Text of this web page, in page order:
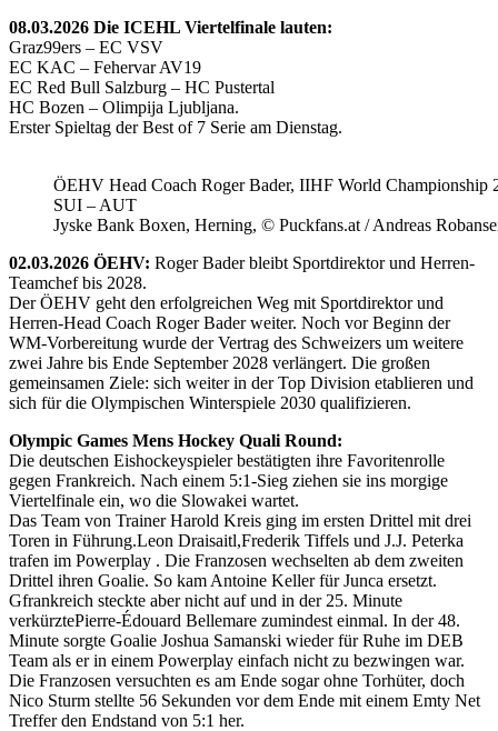
08.03.2026 Die ICEHL Viertelfinale lauten:
Graz99ers – EC VSV
EC KAC – Fehervar AV19
EC Red Bull Salzburg – HC Pustertal
HC Bozen – Olimpija Ljubljana.
Erster Spieltag der Best of 7 Serie am Dienstag.
ÖEHV Head Coach Roger Bader, IIHF World Championship
SUI – AUT
Jyske Bank Boxen, Herning, © Puckfans.at / Andreas
02.03.2026 ÖEHV: Roger Bader bleibt Sportdirektor und Herren-
Teamchef bis 2028.
Der ÖEHV geht den erfolgreichen Weg mit Sportdirektor und
Herren-Head Coach Roger Bader weiter. Noch vor Beginn der
WM-Vorbereitung wurde der Vertrag des Schweizers um weitere
zwei Jahre bis Ende September 2028 verlängert. Die großen
gemeinsamen Ziele: sich weiter in der Top Division etablieren und
sich für die Olympischen Winterspiele 2030 qualifizieren.
Olympic Games Mens Hockey Quali Round:
Die deutschen Eishockeyspieler bestätigten ihre Favoritenrolle
gegen Frankreich. Nach einem 5:1-Sieg ziehen sie ins morgige
Viertelfinale ein, wo die Slowakei wartet.
Das Team von Trainer Harold Kreis ging im ersten Drittel mit drei
Toren in Führung.Leon Draisaitl,Frederik Tiffels und J.J. Peterka
trafen im Powerplay . Die Franzosen wechselten ab dem zweiten
Drittel ihren Goalie. So kam Antoine Keller für Junca ersetzt.
Gfrankreich steckte aber nicht auf und in der 25. Minute
verkürztePierre-Édouard Bellemare zumindest einmal. In der 48.
Minute sorgte Goalie Joshua Samanski wieder für Ruhe im DEB
Team als er in einem Powerplay einfach nicht zu bezwingen war.
Die Franzosen versuchten es am Ende sogar ohne Torhüter, doch
Nico Sturm stellte 56 Sekunden vor dem Ende mit einem Emty Net
Treffer den Endstand von 5:1 her.